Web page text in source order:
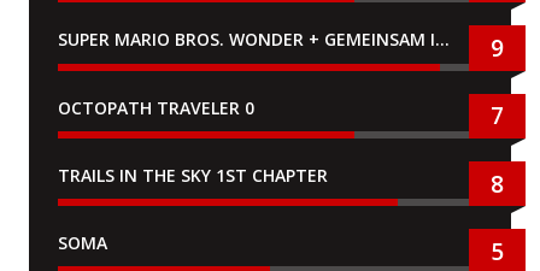
SUPER MARIO BROS. WONDER + GEMEINSAM IM BELLABEL-PARK 9
OCTOPATH TRAVELER 0 7
TRAILS IN THE SKY 1ST CHAPTER 8
SOMA 5